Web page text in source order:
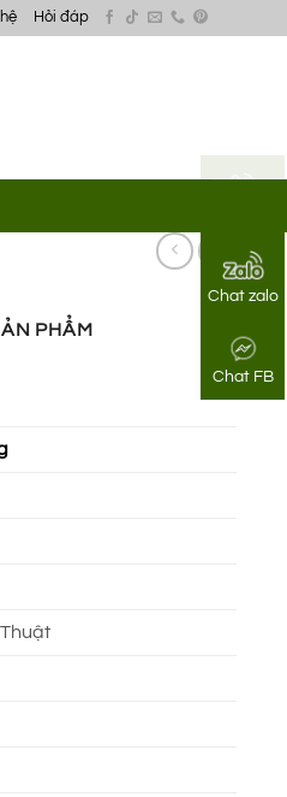
Chat zalo
Chat FB
Hỏi đáp
PHẨM